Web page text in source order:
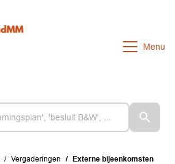
Menu
Vergaderingen Externe bijeenkomsten